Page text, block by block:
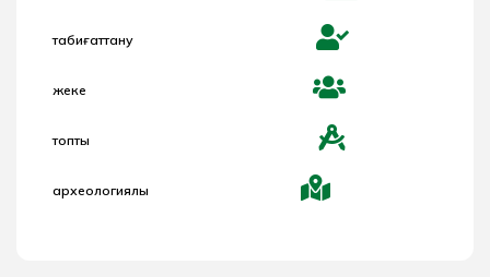
табиғаттану
жеке
топтық
археологиялық